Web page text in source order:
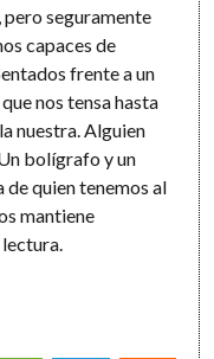
pero seguramente
capaces de
frente a un
nos tensa hasta
nuestra. Alguien
bolígrafo y un
quien tenemos al
mantiene